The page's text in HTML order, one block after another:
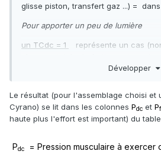
glisse piston, transfert gaz ...) =
Pour apporter un peu de lumière
un TCdc = 1
représente un cas
geste parfait et continu avec
frottement piston; dans la phase de
à la vu de la vitesse d’exécution, il
possible liée au transfert (flux gaz).
de blocage soit une absence de
Développer
Le résultat (pour l'assemblage choisi et
Cyrano) se lit dans les colonnes Pdc et P
haute plus l'effort est important) du
Pdc = Pression musculaire à